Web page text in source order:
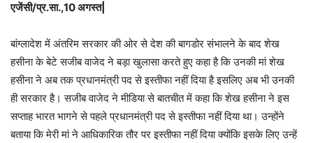
एजेंसी/प्र.सा.,10 अगस्त|
बांग्लादेश में अंतरिम सरकार की ओर से देश की बागडोर संभालने के बाद शेख
हसीना के बेटे सजीब वाजेद ने बड़ा खुलासा करते हुए कहा है कि उनकी मां शेख
हसीना ने अब तक प्रधानमंत्री पद से इस्तीफा नहीं दिया है इसलिए अब भी उनकी
ही सरकार है। सजीब वाजेद ने मीडिया से बातचीत में कहा कि शेख हसीना ने इस
सप्ताह भारत भागने से पहले प्रधानमंत्री पद से इस्तीफा नहीं दिया था। उन्होंने
बताया कि मेरी मां ने आधिकारिक तौर पर इस्तीफा नहीं दिया क्योंकि इसके लिए उन्हें